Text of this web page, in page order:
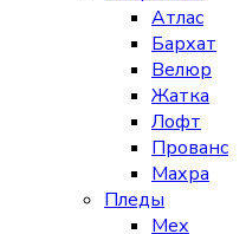
Атлас
Бархат
Велюр
Жатка
Лофт
Прованс
Махра
Пледы
Мех